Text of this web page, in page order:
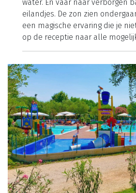
water. En vaar naar verborgen
eilandjes. De zon zien
een magische ervaring die je
op de receptie naar alle